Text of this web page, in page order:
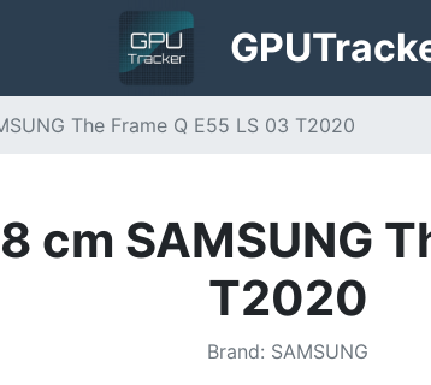
GPU
The Frame Q E55 LS 03 T2020
cm SAMSUNG
T2020
Brand: SAMSUNG